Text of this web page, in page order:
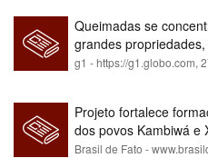
Queimadas se
grandes
relatório
g1 - https://g1.globo.com,
Projeto fortalece
dos povos Kambiwá e
Brasil de Fato -